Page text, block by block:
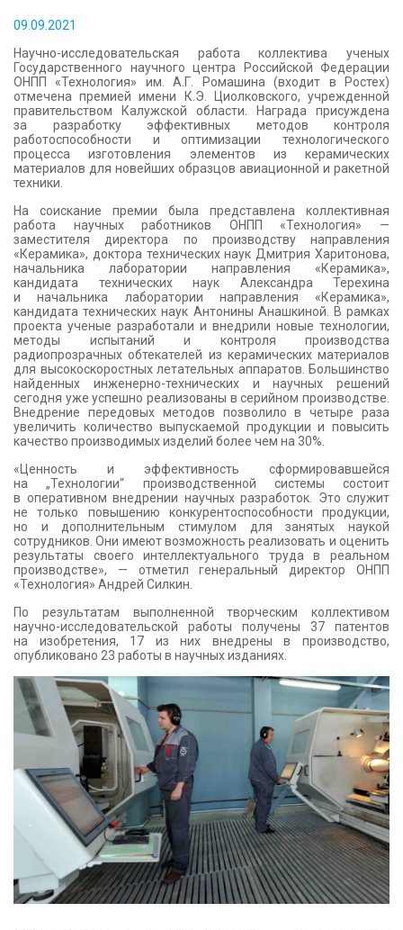
КОНТАКТЫ
09.09.2021
Научно-исследовательская работа коллектива ученых
Государственного научного центра Российской Федерации
ОНПП «Технология» им. А.Г. Ромашина (входит в Ростех)
отмечена премией имени К.Э. Циолковского, учрежденной
правительством Калужской области. Награда присуждена
за разработку эффективных методов контроля
работоспособности и оптимизации технологического
процесса изготовления элементов из керамических
материалов для новейших образцов авиационной и ракетной
техники.
На соискание премии была представлена коллективная
работа научных работников ОНПП «Технология» —
заместителя директора по производству направления
«Керамика», доктора технических наук Дмитрия Харитонова,
начальника лаборатории направления «Керамика»,
кандидата технических наук Александра Терехина
и начальника лаборатории направления «Керамика»,
кандидата технических наук Антонины Анашкиной. В рамках
проекта ученые разработали и внедрили новые технологии,
методы испытаний и контроля производства
радиопрозрачных обтекателей из керамических материалов
для высокоскоростных летательных аппаратов. Большинство
найденных инженерно-технических и научных решений
сегодня уже успешно реализованы в серийном производстве.
Внедрение передовых методов позволило в четыре раза
увеличить количество выпускаемой продукции и повысить
качество производимых изделий более чем на 30%.
«Ценность и эффективность сформировавшейся
на „Технологии“ производственной системы состоит
в оперативном внедрении научных разработок. Это служит
не только повышению конкурентоспособности продукции,
но и дополнительным стимулом для занятых наукой
сотрудников. Они имеют возможность реализовать и оценить
результаты своего интеллектуального труда в реальном
производстве», — отметил генеральный директор ОНПП
«Технология» Андрей Силкин.
По результатам выполненной творческим коллективом
научно-исследовательской работы получены 37 патентов
на изобретения, 17 из них внедрены в производство,
опубликовано 23 работы в научных изданиях.